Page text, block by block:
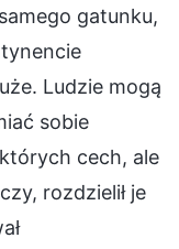
gatunku,
Ludzie mogą
sobie
cech, ale
rozdzielił je